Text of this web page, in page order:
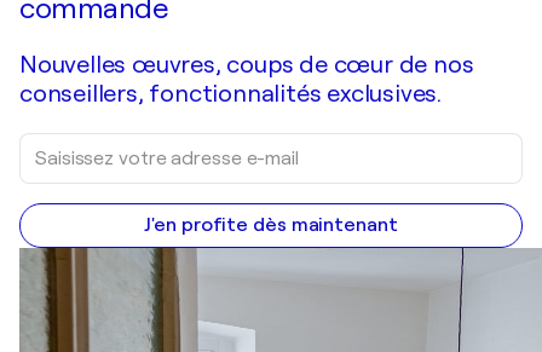
commande
Nouvelles œuvres, coups de cœur de nos
conseillers, fonctionnalités exclusives.
J'en profite dès maintenant